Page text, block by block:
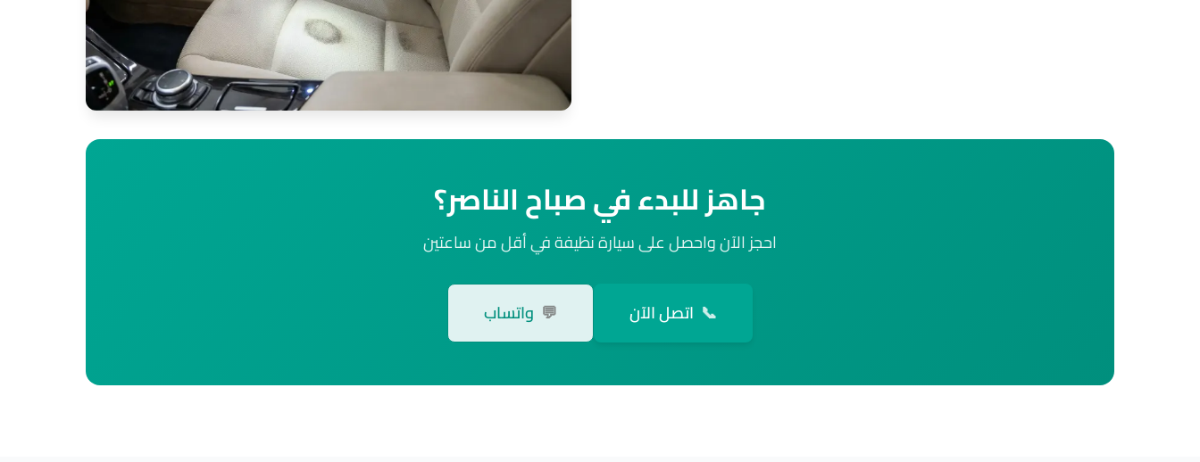
جاهز للبدء في صباح الناصر؟
احجز الآن واحصل على سيارة نظيفة في أقل من ساعتين
📞 اتصل الآن 💬 واتساب